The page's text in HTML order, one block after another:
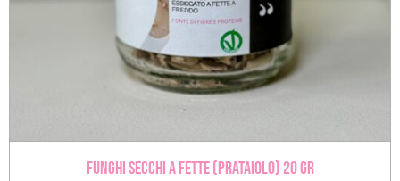
Funghi secchi a fette (prataiolo) 20 gr